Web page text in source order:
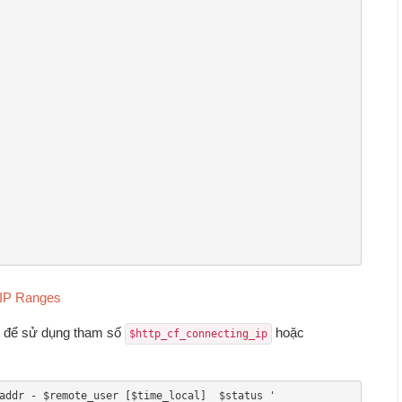
Ranges
để sử dụng tham số $http_cf_connecting_ip hoặc